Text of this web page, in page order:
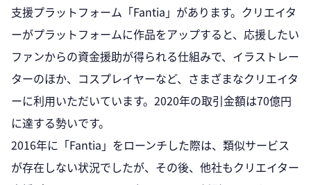
支援プラットフォーム「Fantia」があります。クリエイタ
ーがプラットフォームに作品をアップすると、応援したい
ファンからの資金援助が得られる仕組みで、イラストレー
ターのほか、コスプレイヤーなど、さまざまなクリエイタ
ーに利用いただいています。2020年の取引金額は70億円
に達する勢いです。
2016年に「Fantia」をローンチした際は、類似サービス
が存在しない状況でしたが、その後、他社もクリエイター